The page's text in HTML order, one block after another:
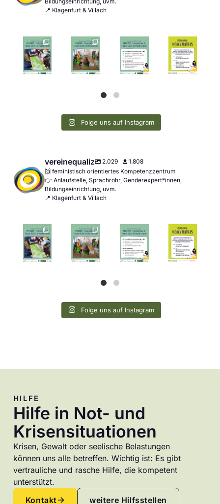
📍 Klagenfurt & Villach
Folge uns auf Instagram
vereinequaliz 2.029
1.808
🙌 feministisch orientiertes Kompetenzzentrum
👉 Anlaufstelle, Sprachrohr, Genderexpert*innen,
Bildungseinrichtung, uvm.
📍 Klagenfurt & Villach
Folge uns auf Instagram
HILFE
Hilfe in Not- und
Krisensituationen
Krisen, Gewalt oder seelische Belastungen
können uns alle betreffen. Wichtig ist: Es gibt
vertrauliche und rasche Hilfe, die kompetent
unterstützt.
Kontakt
weitere Hilfsstellen